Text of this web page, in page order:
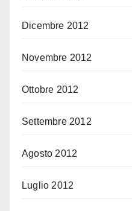
Dicembre 2012
Novembre 2012
Ottobre 2012
Settembre 2012
Agosto 2012
Luglio 2012